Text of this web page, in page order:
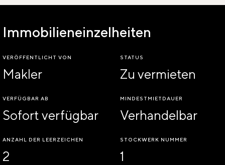
Immobilieneinzelheiten
VERÖFFENTLICHT VON
Makler
STATUS
Zu vermieten
VERFÜGBAR AB
Sofort verfügbar
MINDESTMIETDAUER
Verhandelbar
ANZAHL DER LEERZEICHEN
2
STOCKWERK NUMMER
1